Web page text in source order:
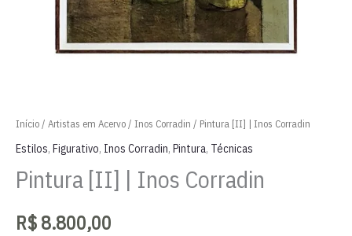
Início/ Artistas em Acervo/ Inos Corradin / Pintura [II] | Inos Corradin
Estilos, Figurativo, Inos Corradin, Pintura, Técnicas
Pintura [II] | Inos Corradin
R$8.800,00